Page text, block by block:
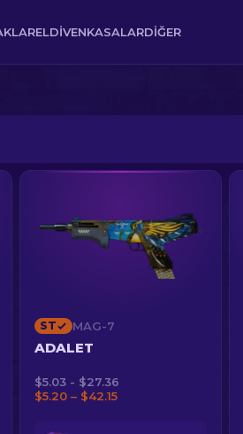
ELDIVENKASALARDIĞER
ST MAG-7
ADALET
$5.03 - $27.36
$5.20 – $42.15